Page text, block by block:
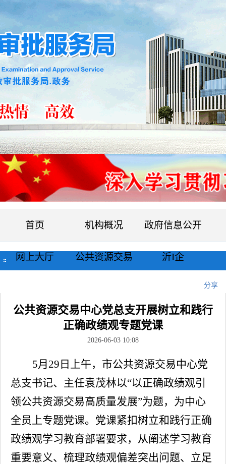
首页 机构概况 政府信息公开
网上大厅 公共资源交易 沂I企
分享
公共资源交易中心党总支开展树立和践行
正确政绩观专题党课
2026-06-03 10:08
5月29日上午，市公共资源交易中心党
总支书记、主任袁茂林以“以正确政绩观引
领公共资源交易高质量发展”为题，为中心
全员上专题党课。党课紧扣树立和践行正确
政绩观学习教育部署要求，从阐述学习教育
重要意义、梳理政绩观偏差突出问题、立足